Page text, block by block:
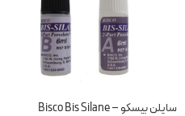
سايلن بیسکو – Bisco Bis Silane